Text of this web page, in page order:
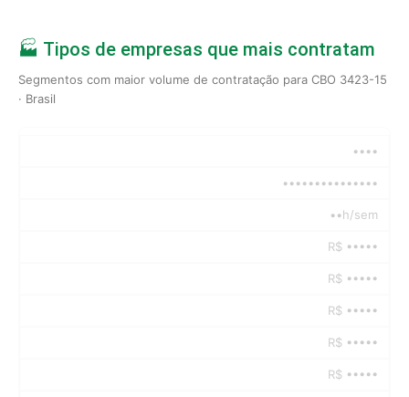
🏭 Tipos de empresas que mais contratam
Segmentos com maior volume de contratação para CBO 3423-15
· Brasil
••••
•••••••••••••••
••h/sem
R$ •••••
R$ •••••
R$ •••••
R$ •••••
R$ •••••